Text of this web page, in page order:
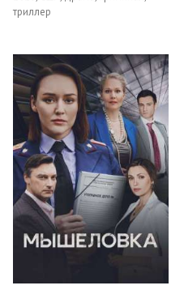
триллер